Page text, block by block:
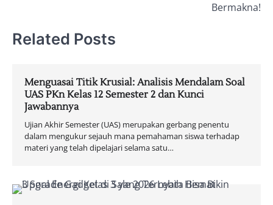
Bermakna!
Related Posts
Menguasai Titik Krusial: Analisis Mendalam Soal
UAS PKn Kelas 12 Semester 2 dan Kunci
Jawabannya
Ujian Akhir Semester (UAS) merupakan gerbang penentu
dalam mengukur sejauh mana pemahaman siswa terhadap
materi yang telah dipelajari selama satu…